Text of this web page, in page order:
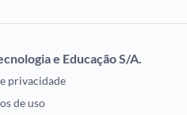
EXAME DE ORDEM
OAB
Prova OAB
Calendário OAB
e Educação S/A.
privacidade
de uso